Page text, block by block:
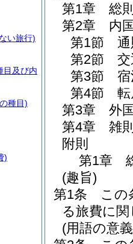
第1章
総
第2章
内
第1節
第2節
第3節
第4節
第3章
外
第4章
雑
附則
第1章
(趣旨)
第1条
この
る旅費に
(用語の意
い旅行)
目及び内
種目)
)